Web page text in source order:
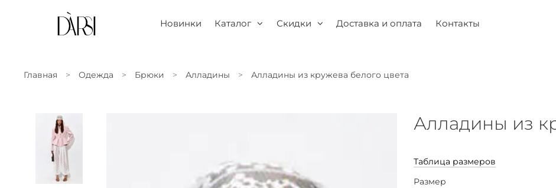
Новинки Каталог Скидки Доставка и оплата Контакты
Главная Одежда Брюки Алладины Алладины из кружева белого цвета
Алладины из
Таблица размеров
Размер